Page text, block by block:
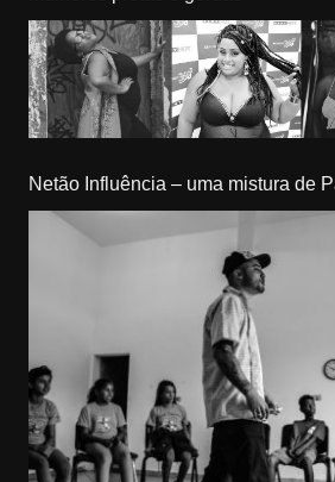
Netão Influência – uma mistura de